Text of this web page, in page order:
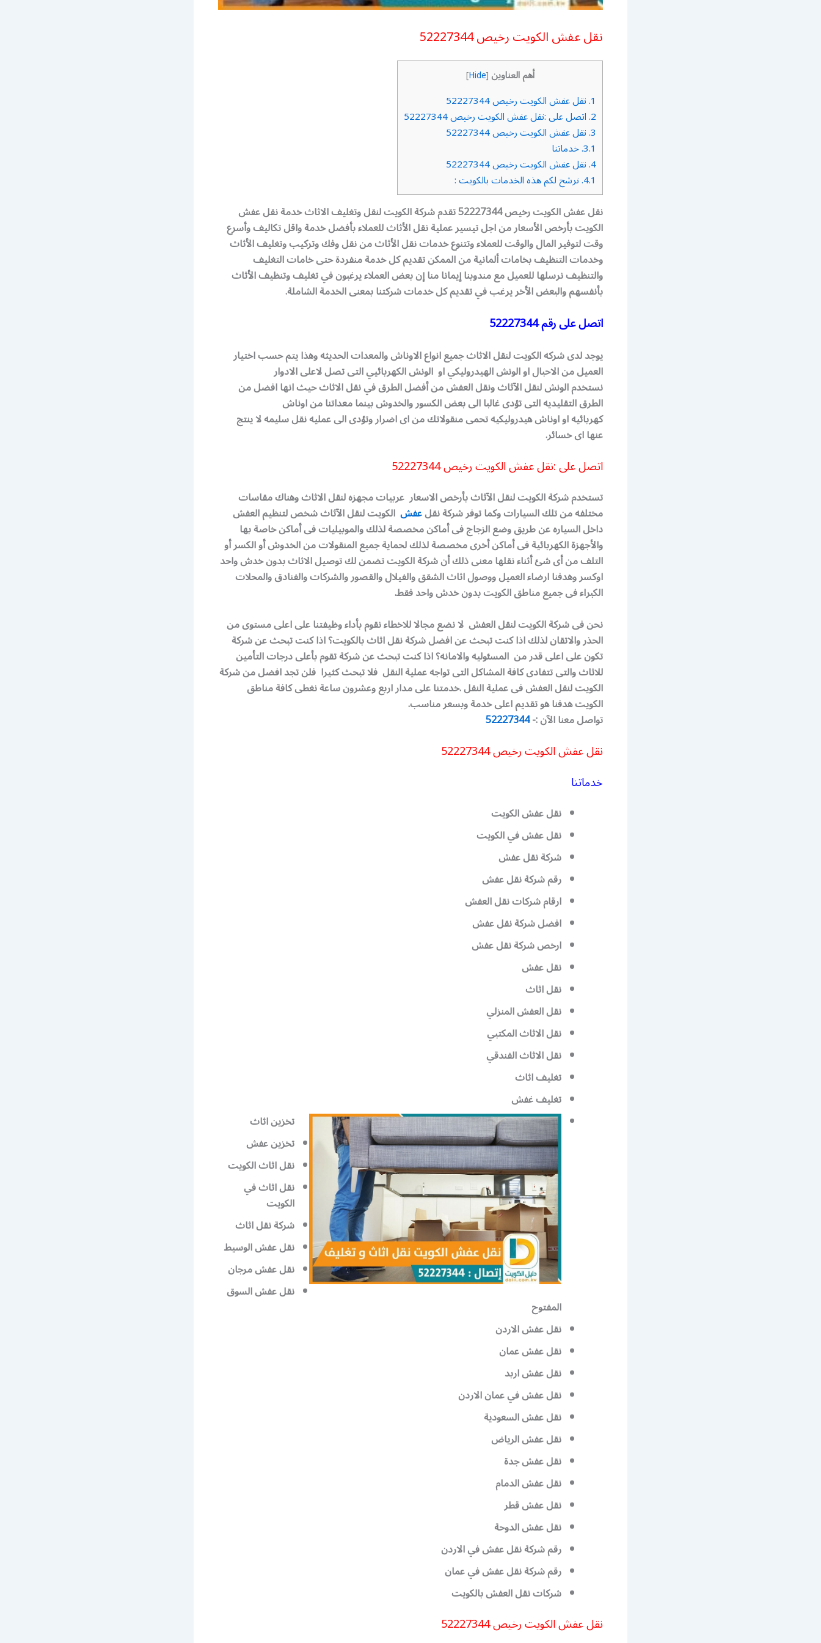
نقل عفش الكويت رخيص 52227344
أهم العناوين [
Hide
]
1. نقل عفش الكويت رخيص 52227344
2. اتصل على :نقل عفش الكويت رخيص 52227344
3. نقل عفش الكويت رخيص 52227344
3.1. خدماتنا
4. نقل عفش الكويت رخيص 52227344
4.1. نرشح لكم هذه الخدمات بالكويت :
نقل عفش الكويت رخيص 52227344 تقدم شركة الكويت لنقل وتغليف الاثاث خدمة نقل عفش
الكويت بأرخص الأسعار من اجل تيسير عملية نقل الأثاث للعملاء بأفضل خدمة واقل تكاليف وأسرع
وقت لتوفير المال والوقت للعملاء وتتنوع خدمات نقل الأثاث من نقل وفك وتركيب وتغليف الأثاث
وخدمات التنظيف بخامات ألمانية من الممكن تقديم كل خدمة منفردة حتى خامات التغليف
والتنظيف نرسلها للعميل مع مندوبنا إيمانا منا إن بعض العملاء يرغبون في تغليف وتنظيف الأثاث
بأنفسهم والبعض الأخر يرغب في تقديم كل خدمات شركتنا بمعنى الخدمة الشاملة.
اتصل على رقم52227344
يوجد لدى شركه الكويت لنقل الاثاث جميع انواع الاوناش والمعدات الحديثه وهذا يتم حسب اختيار
العميل من الاحبال او الونش الهيدروليكي او الونش الكهربائيي التى تصل لاعلى الادوار
نستخدم الونش لنقل الآثاث ونقل العفش من أفضل الطرق في نقل الاثاث حيث انها افضل من
الطرق التقليديه التى تؤدى غالبا الى بعض الكسور والخدوش بينما معداتنا من اوناش
كهربائيه او اوناش هيدروليكيه تحمى منقولاتك من اى اضرار وتؤدى الى عمليه نقل سليمه لا ينتج
عنها اى خسائر.
اتصل على :نقل عفش الكويت رخيص52227344
تستخدم شركة الكويت لنقل الآثاث بأرخص الاسعار عربيات مجهزه لنقل الاثاث وهناك مقاسات
مختلفه من تلك السيارات وكما توفر شركة نقلعفش الكويت لنقل الآثاث شخص لتنظيم العفش
داخل السياره عن طريق وضع الزجاج فى أماكن مخصصة لذلك والموبيليات فى أماكن خاصة بها
والأجهزة الكهربائية فى أماكن أخرى مخصصة لذلك لحماية جميع المنقولات من الخدوش أو الكسر أو
التلف من أى شئ أثناء نقلها معنى ذلك أن شركة الكويت تضمن لك توصيل الاثاث بدون خدش واحد
اوكسر وهدفنا ارضاء العميل ووصول اثاث الشقق والفيلال والقصور والشركات والفنادق والمحلات
الكبراء فى جميع مناطق الكويت بدون خدش واحد فقط.
نحن فى شركة الكويت لنقل العفش لا نضع مجالا للاخطاء نقوم بأداء وظيفتنا على اعلى مستوى من
الحذر والاتقان لذلكاذا كنت تبحث عن افضل شركة نقل اثاث بالكويت؟ اذا كنت تبحث عن شركة
تكون على اعلى قدر من المسئوليه والامانه؟ اذا كنت تبحث عن شركة تقوم بأعلى درجات التأمين
للاثاث والتى تتفادى كافة المشاكل التى تواجه عملية النقل فلا تبحث كثيرا فلن تجد افضل من شركة
الكويت لنقل العفش فى عملية النقل .خدمتنا على مدار اربع وعشرون ساعة نغطى كافة مناطق
الكويت هدفنا هو تقديم اعلى خدمة وبسعر مناسب.
تواصل معنا الآن :-52227344
نقل عفش الكويت رخيص 52227344
خدماتنا
نقل عفش الكويت
نقل عفش في الكويت
شركة نقل عفش
رقم شركة نقل عفش
ارقام شركات نقل العفش
افضل شركة نقل عفش
ارخص شركة نقل عفش
نقل عفش
نقل اثاث
نقل العفش المنزلي
نقل الاثاث المكتبي
نقل الاثاث الفندقي
تغليف اثاث
تغليف غفش
تخزين اثاث
تخزين عفش
نقل اثاث الكويت
نقل اثاث في
الكويت
شركة نقل اثاث
نقل عفش الوسيط
نقل عفش مرجان
نقل عفش السوق
المفتوح
نقل عفش الاردن
نقل عفش عمان
نقل عفش اربد
نقل عفش في عمان الاردن
نقل عفش السعودية
نقل عفش الرياض
نقل عفش جدة
نقل عفش الدمام
نقل عفش قطر
نقل عفش الدوحة
رقم شركة نقل عفش في الاردن
رقم شركة نقل عفش في عمان
شركات نقل العفش بالكويت
نقل عفش الكويت رخيص 52227344